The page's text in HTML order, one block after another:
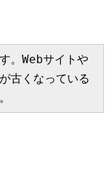
。Webサイトや
古くなっている